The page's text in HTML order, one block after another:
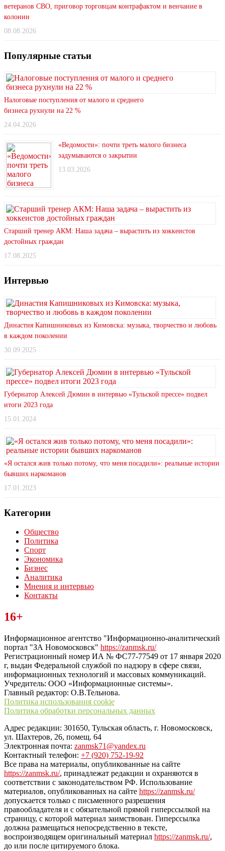
ветеранов СВО, приговор торговцам контрафактом и венчание в
колонии
08.08.2026
Популярные статьи
Налоговые поступления от малого и среднего
бизнеса рухнули на 22 %
24.04.2026
«Ведомости»: почти треть малого бизнеса
задумываются о закрытии
13.03.2026
Старший тренер АКМ: Наша задача – вырастить из хоккеистов
достойных граждан
17.08.2025
Интервью
Династия Капишниковых из Кимовска: музыка, творчество и любовь
в каждом поколении
30.09.2025
Губернатор Алексей Дюмин в интервью «Тульской прессе» подвел
итоги 2023 года
15.01.2024
«Я остался жив только потому, что меня посадили»: реальные истории
бывших наркоманов
17.01.2023
Категории
Общество
Политика
Спорт
Экономика
Бизнес
Аналитика
Мнения и интервью
Контакты
Читайте последние новости дня в Тульской области на сайте
“ЗаНовомосковск”
16+
Информационное агентство "Информационно-аналитический
портал "ЗА Новомосковск" https://zanmsk.ru/
Регистрационный номер ИА № ФС77-77549 от 17 января 2020
г, выдан Федеральной службой по надзору в сфере связи,
информационных технологий и массовых коммуникаций.
Учредитель: ООО «Информационные системы».
Главный редактор: О.В.Тельнова.
Политика использования cookie
Политика обработки персональных данных
Адрес редакции: 301650, Тульская область, г. Новомосковск,
ул. Шахтеров, 26, помещ. 64
Электронная почта: zanmsk71@yandex.ru
Контактный телефон: +7 (920) 752-19-92
Все права на материалы, опубликованные на сайте
https://zanmsk.ru/, принадлежат редакции и охраняются в
соответствии с законодательством РФ. Использование
материалов, опубликованных на сайте https://zanmsk.ru/
допускается только с письменного разрешения
правообладателя и с обязательной прямой гиперссылкой на
страницу, с которой материал заимствован. Гиперссылка
должна размещаться непосредственно в тексте,
воспроизводящем оригинальный материал https://zanmsk.ru/,
до или после цитируемого блока.